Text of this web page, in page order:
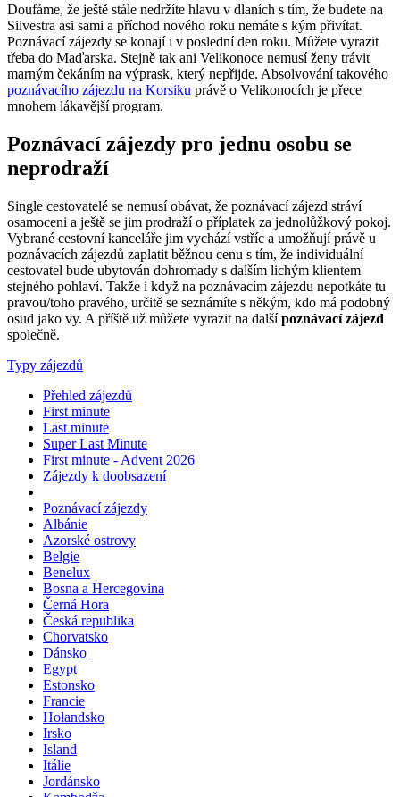
Doufáme, že ještě stále nedržíte hlavu v dlaních s tím, že budete na
Silvestra asi sami a příchod nového roku nemáte s kým přivítat.
Poznávací zájezdy se konají i v poslední den roku. Můžete vyrazit
třeba do Maďarska. Stejně tak ani Velikonoce nemusí ženy trávit
marným čekáním na výprask, který nepřijde. Absolvování takového
poznávacího zájezdu na Korsiku právě o Velikonocích je přece
mnohem lákavější program.
Poznávací zájezdy pro jednu osobu se
neprodraží
Single cestovatelé se nemusí obávat, že poznávací zájezd stráví
osamoceni a ještě se jim prodraží o příplatek za jednolůžkový pokoj.
Vybrané cestovní kanceláře jim vychází vstříc a umožňují právě u
poznávacích zájezdů zaplatit běžnou cenu s tím, že individuální
cestovatel bude ubytován dohromady s dalším lichým klientem
stejného pohlaví. Takže i když na poznávacím zájezdu nepotkáte tu
pravou/toho pravého, určitě se seznámíte s někým, kdo má podobný
osud jako vy. A příště už můžete vyrazit na dalšípoznávací zájezd
společně.
Typy zájezdů
Přehled zájezdů
First minute
Last minute
Super Last Minute
First minute - Advent 2026
Zájezdy k doobsazení
Poznávací zájezdy
Albánie
Azorské ostrovy
Belgie
Benelux
Bosna a Hercegovina
Černá Hora
Česká republika
Chorvatsko
Dánsko
Egypt
Estonsko
Francie
Holandsko
Irsko
Island
Itálie
Jordánsko